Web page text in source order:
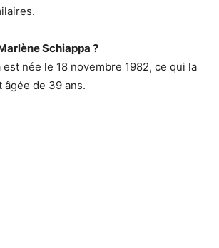
Schiappa ?
née le 18 novembre 1982, ce qui la
de 39 ans.